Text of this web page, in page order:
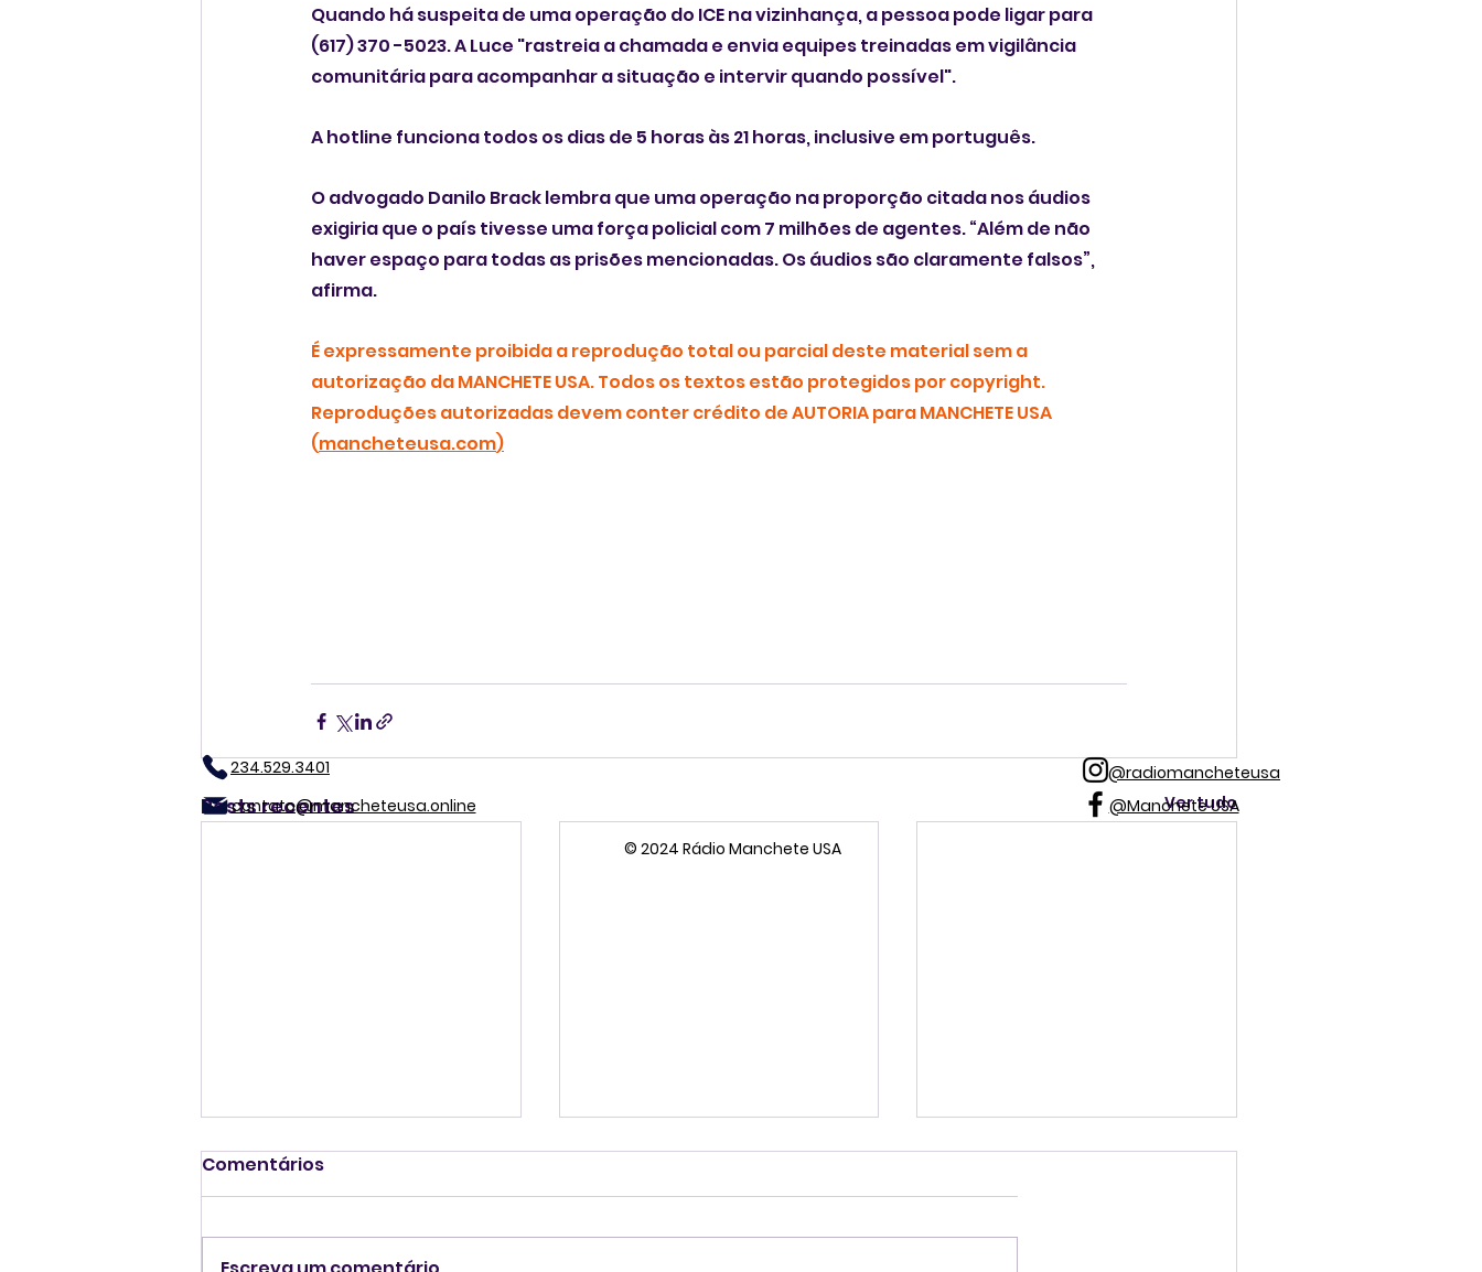
Quando há suspeita de uma operação do ICE na vizinhança, a pessoa pode ligar para
(617) 370 -5023. A Luce "rastreia a chamada e envia equipes treinadas em vigilância
comunitária para acompanhar a situação e intervir quando possível".
A hotline funciona todos os dias de 5 horas às 21 horas, inclusive em português.
O advogado Danilo Brack lembra que uma operação na proporção citada nos áudios
exigiria que o país tivesse uma força policial com 7 milhões de agentes. “Além de não
haver espaço para todas as prisões mencionadas. Os áudios são claramente falsos”,
afirma.
É expressamente proibida a reprodução total ou parcial deste material sem a
autorização da MANCHETE USA. Todos os textos estão protegidos por copyright.
Reproduções autorizadas devem conter crédito de AUTORIA para MANCHETE USA
(mancheteusa.com)
Posts recentes Ver tudo
Comentários
234.529.3401
contato@mancheteusa.online
@radiomancheteusa
@Manchete USA
© 2024 Rádio Manchete USA